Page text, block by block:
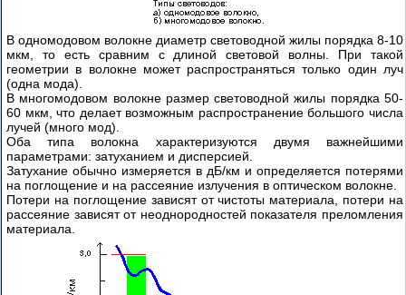
В одномодовом волокне диаметр световодной жилы порядка 8-10
мкм, то есть сравним с длиной световой волны. При такой
геометрии в волокне может распространяться только один луч
(одна мода).
В многомодовом волокне размер световодной жилы порядка 50-
60 мкм, что делает возможным распространение большого числа
лучей (много мод).
Оба типа волокна характеризуются двумя важнейшими
параметрами: затуханием и дисперсией.
Затухание обычно измеряется в дБ/км и определяется потерями
на поглощение и на рассеяние излучения в оптическом волокне.
Потери на поглощение зависят от чистоты материала, потери на
рассеяние зависят от неоднородностей показателя преломления
материала.